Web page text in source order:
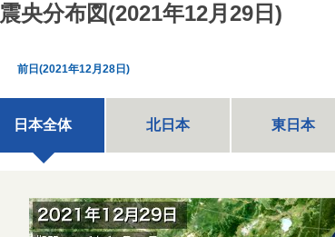
震央分布図(2021年12月29日)
前日(2021年12月28日)
日本全体 北日本 東日本